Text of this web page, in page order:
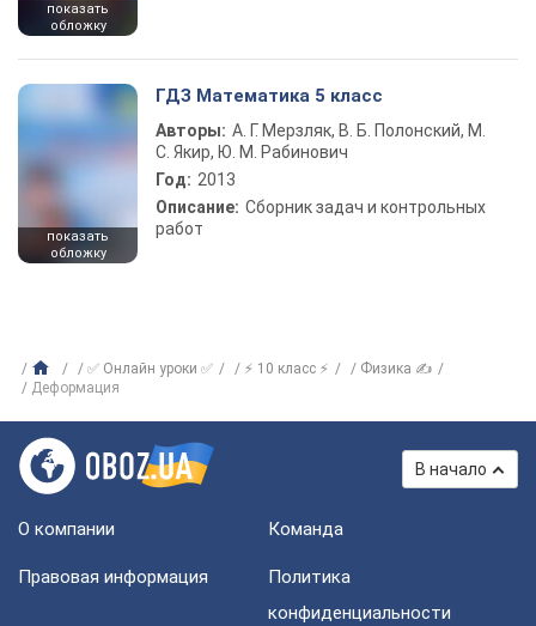
показать
обложку
показать
обложку
ГДЗ Математика 5 класс
Авторы: А. Г. Мерзляк, В. Б. Полонский, М.
С. Якир, Ю. М. Рабинович
Год: 2013
Описание: Сборник задач и контрольных
работ
✅ Онлайн уроки ✅ ⚡ 10 класс ⚡
Физика ✍
Деформация
В начало
О компании Команда
Правовая информация
Политика
конфиденциальности